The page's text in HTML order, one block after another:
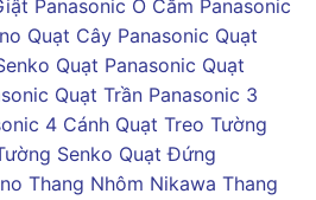
Panasonic Ổ Cắm Panasonic
Quạt Cây Panasonic Quạt
Quạt Panasonic Quạt
Quạt Trần Panasonic 3
4 Cánh Quạt Treo Tường
Senko Quạt Đứng
Thang Nhôm Nikawa Thang